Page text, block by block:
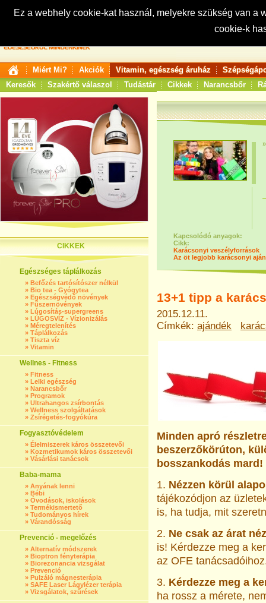
Ez a webhely cookie-kat használ, melyekre szükség van
cookie-k
Keresés:
Miért Mi? Akciók Vitamin, egészség áruház
Keresők
Szakértő válaszol Tudástár Cikkek Narancsbőr
CIKKEK
Egészséges táplálkozás
» Befőzés tartósítószer nélkül
» Bio tea - Gyógytea
» Egészségvédő növények
» Fűszernövények
» Lúgosítás-supergreens
» LÚGOSVÍZ - Vízionizálás
» Méregtelenítés
» Táplálkozás
» Tiszta víz
» Vitamin
Wellnes - Fitness
» Fitness
» Lelki egészség
» Narancsbőr
» Programok
» Ultrahangos zsírbontás
» Wellness szolgáltatások
» Zsírégetés-fogyókúra
Fogyasztóvédelem
» Élelmiszerek káros összetevői
» Kozmetikumok káros összetevői
» Vásárlási tanácsok
Baba-mama
» Anyának lenni
» Bébi
» Óvodások, iskolások
» Termékismertető
» Tudományos hírek
» Várandósság
Prevenció - megelőzés
» Alternatív módszerek
» Bioptron fényterápia
» Biorezonancia vizsgálat
» Prevenció
» Pulzáló mágnesterápia
» SAFE Laser Lágylézer terápia
» Vizsgálatok, szűrések
Kapcsolódó anyagok:
Cikk:
Karácsonyi veszélyforrások
Az öt legjobb karácsonyi
13+1 tipp a
2015.12.11.
Címkék: ajándék
Minden apró
beszerzőkörúton,
bosszankodás mard!
1. Nézzen körül
tájékozódjon az
is, ha tudja, mit
2. Ne csak az árat
is! Kérdezze meg a
az OFE
3. Kérdezze meg a
ha rossz a mérete,